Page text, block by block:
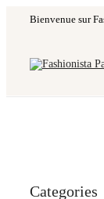
Bienvenue sur
Categories